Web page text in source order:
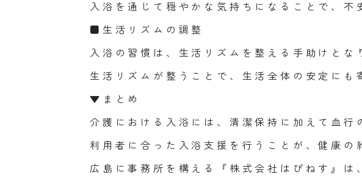
入浴を通じて穏やかな気持ちになることで、不
■生活リズムの調整
入浴の習慣は、生活リズムを整える手助けとな
生活リズムが整うことで、生活全体の安定にも
▼まとめ
介護における入浴には、清潔保持に加えて血
利用者に合った入浴支援を行うことが、健康の
広島に事務所を構える『株式会社はぴねす』